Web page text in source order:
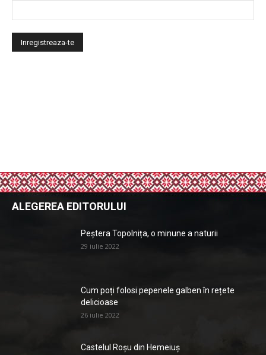
ALEGEREA EDITORULUI
Peștera Topolnița, o minune a naturii
29 iulie 2022
Cum poți folosi pepenele galben în rețete
delicioase
26 iulie 2022
Castelul Roșu din Hemeiuș